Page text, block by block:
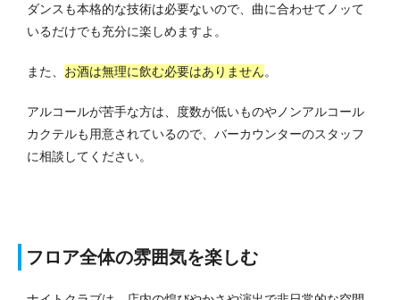
ダンスも本格的な技術は必要ないので、曲に合わせてノッて
いるだけでも充分に楽しめますよ。
また、 お酒は無理に飲む必要はありません。
アルコールが苦手な方は、度数が低いものやノンアルコール
カクテルも用意されているので、バーカウンターのスタッフ
に相談してください。
フロア全体の雰囲気を楽しむ